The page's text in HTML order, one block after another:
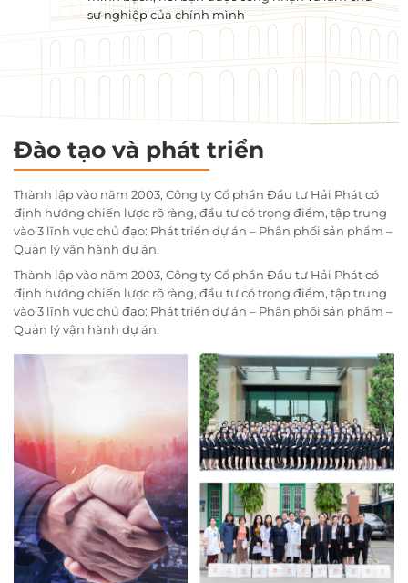
sự nghiệp của chính mình
Đào tạo và phát triển
Thành lập vào năm 2003, Công ty Cổ phần Đầu tư Hải Phát có
định hướng chiến lược rõ ràng, đầu tư có trọng điểm, tập trung
vào 3 lĩnh vực chủ đạo: Phát triển dự án – Phân phối sản phẩm –
Quản lý vận hành dự án.
Thành lập vào năm 2003, Công ty Cổ phần Đầu tư Hải Phát có
định hướng chiến lược rõ ràng, đầu tư có trọng điểm, tập trung
vào 3 lĩnh vực chủ đạo: Phát triển dự án – Phân phối sản phẩm –
Quản lý vận hành dự án.